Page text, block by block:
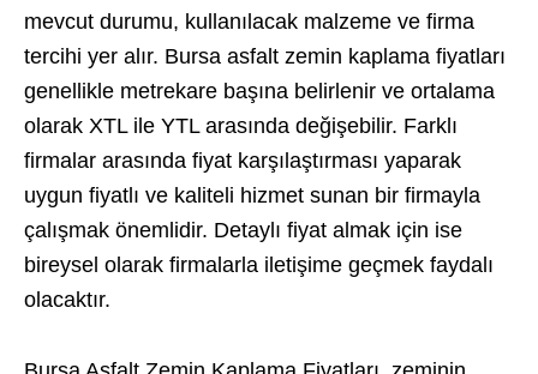
mevcut durumu, kullanılacak malzeme ve firma
tercihi yer alır. Bursa asfalt zemin kaplama fiyatları
genellikle metrekare başına belirlenir ve ortalama
olarak XTL ile YTL arasında değişebilir. Farklı
firmalar arasında fiyat karşılaştırması yaparak
uygun fiyatlı ve kaliteli hizmet sunan bir firmayla
çalışmak önemlidir. Detaylı fiyat almak için ise
bireysel olarak firmalarla iletişime geçmek faydalı
olacaktır.